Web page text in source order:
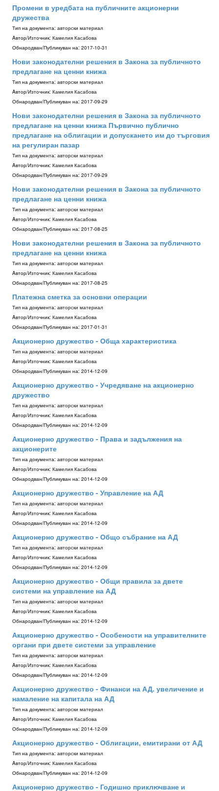
Промени в уредбата на публичните акционерни
дружества
Тип на документа: авторски материал
Aвтор/Източник: Камелия Касабова
Обнародван/Публикуван на: 2017-10-31
Нови законодателни решения в Закона за публичното
предлагане на ценни книжа
Тип на документа: авторски материал
Aвтор/Източник: Камелия Касабова
Обнародван/Публикуван на: 2017-09-29
Нови законодателни решения в Закона за публичното
предлагане на ценни книжа Първично публично
предлагане на облигации и допускането им до търговия
на регулиран пазар
Тип на документа: авторски материал
Aвтор/Източник: Камелия Касабова
Обнародван/Публикуван на: 2017-09-29
Нови законодателни решения в Закона за публичното
предлагане на ценни книжа
Тип на документа: авторски материал
Aвтор/Източник: Камелия Касабова
Обнародван/Публикуван на: 2017-08-25
Нови законодателни решения в Закона за публичното
предлагане на ценни книжа
Тип на документа: авторски материал
Aвтор/Източник: Камелия Касабова
Обнародван/Публикуван на: 2017-08-25
Платежна сметка за основни операции
Тип на документа: авторски материал
Aвтор/Източник: Камелия Касабова
Обнародван/Публикуван на: 2017-01-31
Акционерно дружество - Обща характеристика
Тип на документа: авторски материал
Aвтор/Източник: Камелия Касабова
Обнародван/Публикуван на: 2014-12-09
Акционерно дружество - Учредяване на акционерно
дружество
Тип на документа: авторски материал
Aвтор/Източник: Камелия Касабова
Обнародван/Публикуван на: 2014-12-09
Акционерно дружество - Права и задължения на
акционерите
Тип на документа: авторски материал
Aвтор/Източник: Камелия Касабова
Обнародван/Публикуван на: 2014-12-09
Акционерно дружество - Управление на АД
Тип на документа: авторски материал
Aвтор/Източник: Камелия Касабова
Обнародван/Публикуван на: 2014-12-09
Акционерно дружество - Общо събрание на АД
Тип на документа: авторски материал
Aвтор/Източник: Камелия Касабова
Обнародван/Публикуван на: 2014-12-09
Акционерно дружество - Общи правила за двете
системи на управление на АД
Тип на документа: авторски материал
Aвтор/Източник: Камелия Касабова
Обнародван/Публикуван на: 2014-12-09
Акционерно дружество - Особености на управителните
органи при двете системи за управление
Тип на документа: авторски материал
Aвтор/Източник: Камелия Касабова
Обнародван/Публикуван на: 2014-12-09
Акционерно дружество - Финанси на АД. увеличение и
намаление на капитала на АД
Тип на документа: авторски материал
Aвтор/Източник: Камелия Касабова
Обнародван/Публикуван на: 2014-12-09
Акционерно дружество - Облигации, емитирани от АД
Тип на документа: авторски материал
Aвтор/Източник: Камелия Касабова
Обнародван/Публикуван на: 2014-12-09
Акционерно дружество - Годишно приключване и